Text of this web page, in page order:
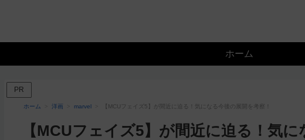
ホーム
PR
ホーム 洋画 marvel 【MCUフェイズ5】が間近に迫る！気になる今後の展開を考察！
【MCUフェイズ5】が間近に迫る！気に